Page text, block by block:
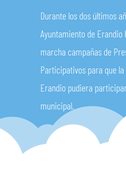
Durante los dos últimos
Ayuntamiento de Erandio
marcha campañas de
Participativos para que
Erandio pudiera
municipal.